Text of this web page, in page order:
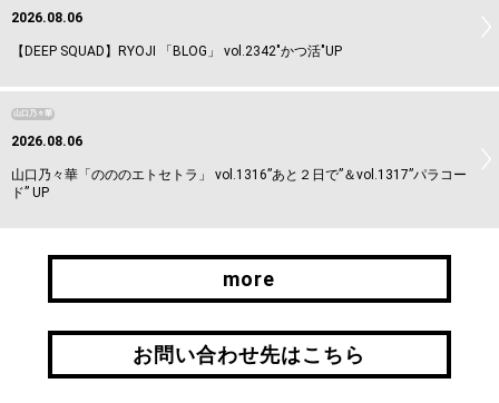
2026.08.06
【DEEP SQUAD】RYOJI 「BLOG」 vol.2342"かつ活"UP
山口乃々華
2026.08.06
山口乃々華「のののエトセトラ」 vol.1316”あと２日で”＆vol.1317”パラコー
ド” UP
more
more
お問い合わせ先はこちら
お問い合わせ先はこちら
引継ぎはこちら